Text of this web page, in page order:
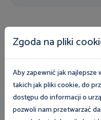
POSŁUCHAJ EKSPERTA
Multimedia
Wszystkie Dla
Zgoda na pliki
Aby zapewnić jak
takich jak pliki cookie, do
dostępu do informacji o
pozwoli nam przetwarzać